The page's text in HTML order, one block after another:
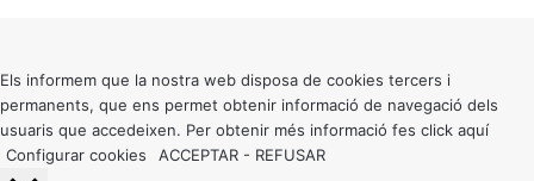
button
Els informem que la nostra web disposa de cookies tercers i
permanents, que ens permet obtenir informació de navegació dels
usuaris que accedeixen. Per obtenir més informació fes click aquí
Configurar cookies
ACCEPTAR - REFUSAR